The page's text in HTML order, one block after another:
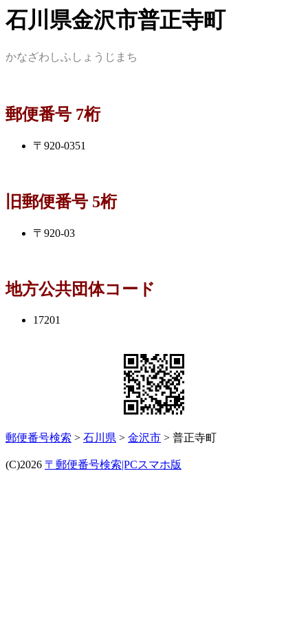
石川県金沢市普正寺町
かなざわしふしょうじまち
郵便番号 7桁
〒920-0351
旧郵便番号 5桁
〒920-03
地方公共団体コード
17201
郵便番号検索 > 石川県 > 金沢市 > 普正寺町
(C)2026 〒郵便番号検索|PCスマホ版